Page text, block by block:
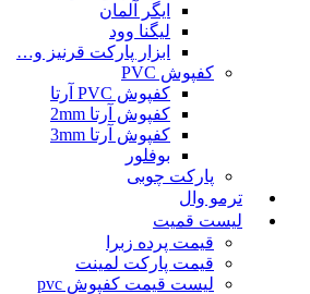
ایگر آلمان
لیگنا وود
ابزار پارکت قرنیز و…
کفپوش PVC
کفپوش PVC آرتا
کفپوش آرتا 2mm
کفپوش آرتا 3mm
بوفلور
پارکت چوبی
ترمو وال
لیست قمیت
قیمت پرده زبرا
قیمت پارکت لمینت
لیست قیمت کفپوش pvc